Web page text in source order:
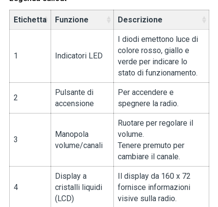
Etichetta Funzione Descrizione
1 Indicatori LED
I diodi emettono luce di
colore rosso, giallo e
verde per indicare lo
stato di funzionamento.
2
Pulsante di
accensione
Per accendere e
spegnere la radio.
3
Manopola
volume/canali
Ruotare per regolare il
volume.
Tenere premuto per
cambiare il canale.
4
Display a
cristalli liquidi
(LCD)
Il display da 160 x 72
fornisce informazioni
visive sulla radio.